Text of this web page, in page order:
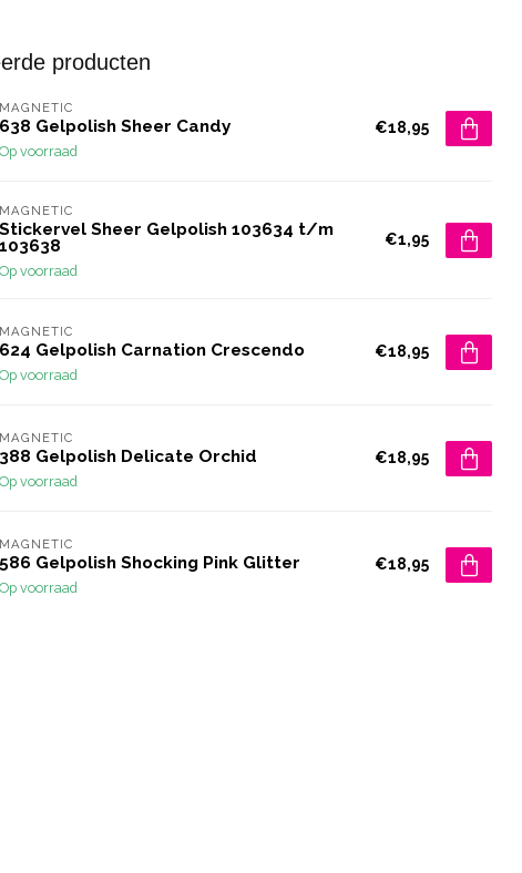
producten
MAGNETIC
638 Gelpolish Sheer Candy
Op voorraad
€18,95
MAGNETIC
Stickervel Sheer Gelpolish 103634 t/m
103638
Op voorraad
€1,95
MAGNETIC
624 Gelpolish Carnation Crescendo
Op voorraad
€18,95
MAGNETIC
388 Gelpolish Delicate Orchid
Op voorraad
€18,95
MAGNETIC
586 Gelpolish Shocking Pink Glitter
Op voorraad
€18,95